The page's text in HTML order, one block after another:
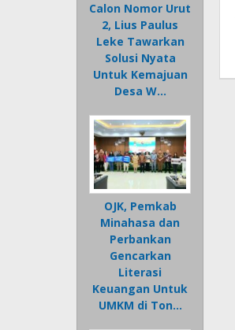
Calon Nomor Urut
2, Lius Paulus
Leke Tawarkan
Solusi Nyata
Untuk Kemajuan
Desa W…
OJK, Pemkab
Minahasa dan
Perbankan
Gencarkan
Literasi
Keuangan Untuk
UMKM di Ton…